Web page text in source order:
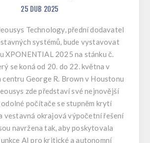
25 DUB 2025
Technology, přední dodavatel
systémů, bude vystavovat
XPONENTIAL 2025 na stánku č.
se koná od 20. do 22. května v
centru George R. Brown v Houstonu
zde představí své nejnovější
počítače se stupněm krytí
vestavná okrajová výpočetní řešení
navržena tak, aby poskytovala
AI pro kritické a autonomní